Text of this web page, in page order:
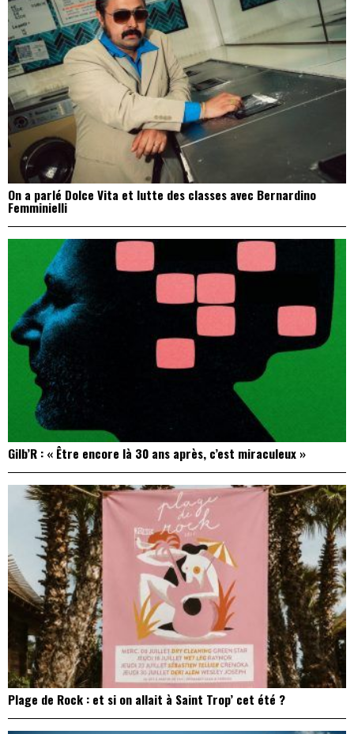
On a parlé Dolce Vita et lutte des classes avec Bernardino
Femminielli
Gilb’R : « Être encore là 30 ans après, c’est miraculeux »
Plage de Rock : et si on allait à Saint Trop’ cet été ?